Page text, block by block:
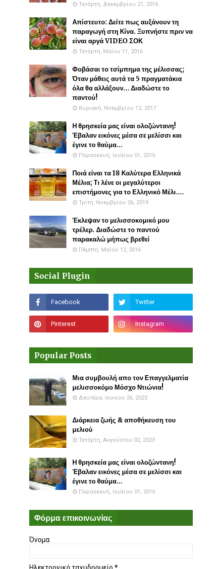
Τετάρτη, Δεκεμβρίου 21, 2016
Απίστευτο: Δείτε πως αυξάνουν τη
παραγωγή στη Κίνα. Ξυπνήστε πριν να
είναι αργά VIDEO ΣΟΚ
Τετάρτη, Μαΐου 11, 2016
Φοβάσαι το τσίμπημα της μέλισσας;
Όταν μάθεις αυτά τα 5 πραγματάκια
όλα θα αλλάξουν... Διαδώστε το
παντού!
Κυριακή, Νοεμβρίου 12, 2017
Η θρησκεία μας είναι ολοζώντανη!
Έβαλαν εικόνες μέσα σε μελίσσι και
έγινε το θαύμα...
Παρασκευή, Ιουλίου 01, 2016
Ποιά είναι τα 18 Καλύτερα Ελληνικά
Μέλια; Τι λένε οι μεγαλύτεροι
επιστήμονες για το Ελληνικό Μέλι....
Τρίτη, Νοεμβρίου 26, 2019
Έκλεψαν το μελισσοκομικό μου
τρέλερ. Διαδώστε το παντού
παρακαλώ μήπως βρεθεί
Πέμπτη, Μαΐου 12, 2016
Social Plugin
Popular Posts
Μια συμβουλή απο τον Επαγγελματία
μελισσοκόμο Μόσχο Ντιώνια!
Δευτέρα, Ιουνίου 26, 2023
Διάρκεια ζωής & αποθήκευση του
μελιού
Τετάρτη, Αυγούστου 02, 2023
Η θρησκεία μας είναι ολοζώντανη!
Έβαλαν εικόνες μέσα σε μελίσσι και
έγινε το θαύμα...
Παρασκευή, Ιουλίου 01, 2016
Φόρμα επικοινωνίας
Όνομα